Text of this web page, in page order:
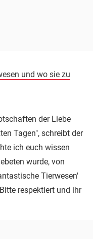
und wo sie zu
der Liebe
Tagen", schreibt der
ich euch wissen
wurde, von
Tierwesen'
respektiert und ihr